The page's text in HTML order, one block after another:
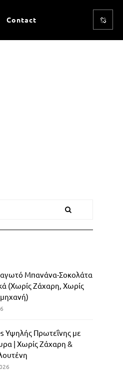
Contact
Μπανάνα-Σοκολάτα
(Χωρίς Ζάχαρη, Χωρίς
Υψηλής Πρωτεΐνης με
| Χωρίς Ζάχαρη &